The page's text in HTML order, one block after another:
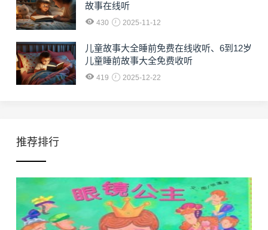
故事在线听
430 2025-11-12
儿童故事大全睡前免费在线收听、6到12岁
儿童睡前故事大全免费收听
419 2025-12-22
推荐排行